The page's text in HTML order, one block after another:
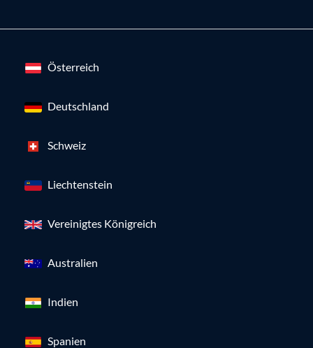
Österreich
Deutschland
Schweiz
Liechtenstein
Vereinigtes Königreich
Australien
Indien
Spanien